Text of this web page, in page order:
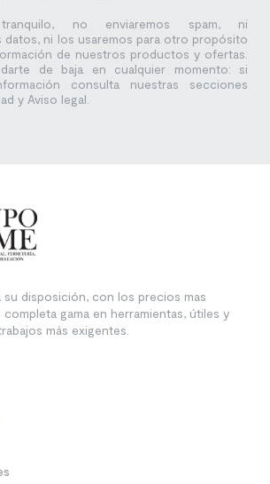
no enviaremos spam, ni
datos, ni los usaremos para otro propósito
de nuestros productos y ofertas.
darte de baja en cualquier momento: si
consulta nuestras secciones
y Aviso legal.
su disposición, con los precios mas
gama en herramientas, útiles y
más exigentes.